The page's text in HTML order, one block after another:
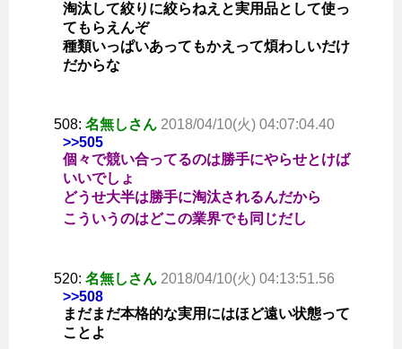
淘汰して絞りに絞らねえと実用品として使っ
てもらえんぞ
種類いっぱいあってもかえって煩わしいだけ
だからな
508: 名無しさん 2018/04/10(火) 04:07:04.40
>>505
個々で競い合ってるのは勝手にやらせとけば
いいでしょ
どうせ大半は勝手に淘汰されるんだから
こういうのはどこの業界でも同じだし
520: 名無しさん 2018/04/10(火) 04:13:51.56
>>508
まだまだ本格的な実用にはほど遠い状態って
ことよ